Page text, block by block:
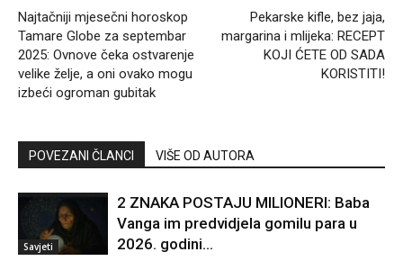
Najtačniji mjesečni horoskop
Tamare Globe za septembar
2025: Ovnove čeka ostvarenje
velike želje, a oni ovako mogu
izbeći ogroman gubitak
Pekarske kifle, bez jaja,
margarina i mlijeka: RECEPT
KOJI ĆETE OD SADA
KORISTITI!
POVEZANI ČLANCI VIŠE OD AUTORA
Savjeti
2 ZNAKA POSTAJU MILIONERI: Baba
Vanga im predvidjela gomilu para u
2026. godini…